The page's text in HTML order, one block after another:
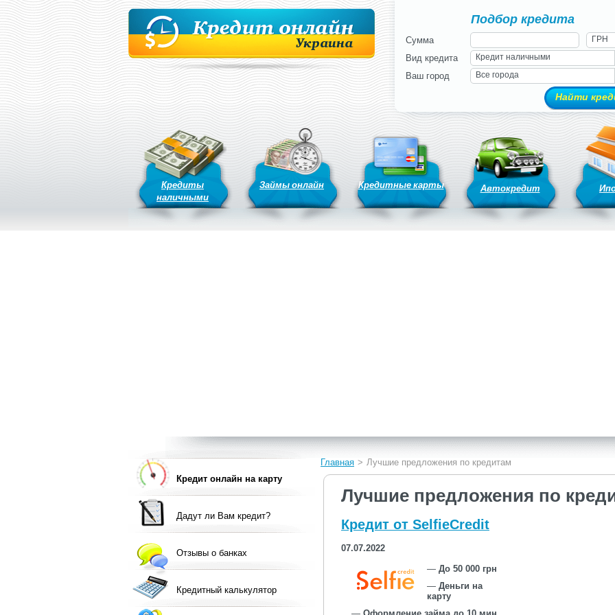
Подбор кредита
Сумма ГРН
Вид кредита Кредит наличными
Ваш город Все города
Кредиты
наличными
Займы онлайн Кредитные карты Автокредит
Главная > Лучшие предложения по кредитам
Лучшие предложения по
Кредит от SelfieCredit
07.07.2022
— До 50 000 грн
— Деньги на
карту
Кредит онлайн на карту
Дадут ли Вам кредит?
Отзывы о банках
Кредитный калькулятор